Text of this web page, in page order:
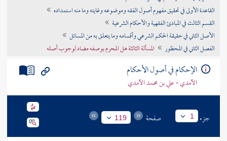
القاعدة الأولى في تحقيق مفهوم أصول الفقه وموضوعه وغايته وما منه استمداده
القسم الثالث في المبادئ الفقهية والأحكام الشرعية
الأصل الثاني في حقيقة الحكم الشرعي وأقسامه وما يتعلق به من المسائل
الفصل الثاني في المحظور
المسألة الثالثة هل المحرم بوصفه مضاد لوجوب أصله
الإحكام في أصول الأحكام
الآمدي - علي بن محمد الآمدي
جزء 1 صفحة 119